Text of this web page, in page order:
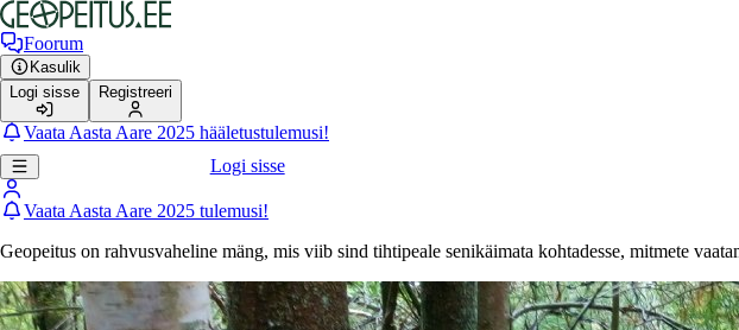
Foorum
Kasulik
Logi sisse
Registreeri
Vaata Aasta Aare 2025 hääletustulemusi!
Logi sisse
Vaata Aasta Aare 2025 tulemusi!
Geopeitus on rahvusvaheline mäng, mis viib sind tihtipeale senikäimata kohtadesse, mitmete